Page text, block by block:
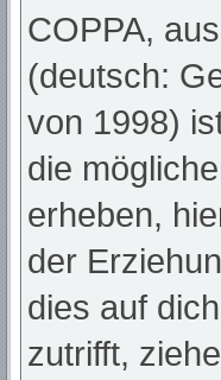
COPPA,
(deutsch:
von 1998)
die
erheben,
der
dies auf
zutrifft,